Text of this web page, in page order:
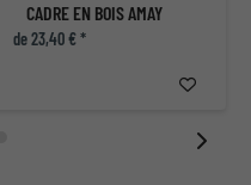
CADRE EN BOIS AMAY
de 23,40 € *